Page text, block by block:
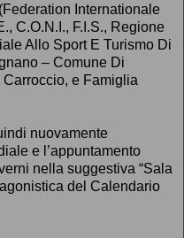
Internationale
C.O.N.I., F.I.S., Regione
Allo Sport E Turismo Di
– Comune Di
e Famiglia
nuovamente
e l’appuntamento
nella suggestiva “Sala
del Calendario